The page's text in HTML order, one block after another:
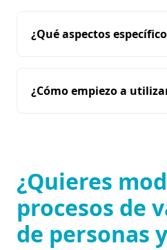
operativos, legales y
¿Qué aspectos
disciplinarios, también
¿Cómo empiezo a
contratación temporal.
¿Quieres
procesos de
de personas